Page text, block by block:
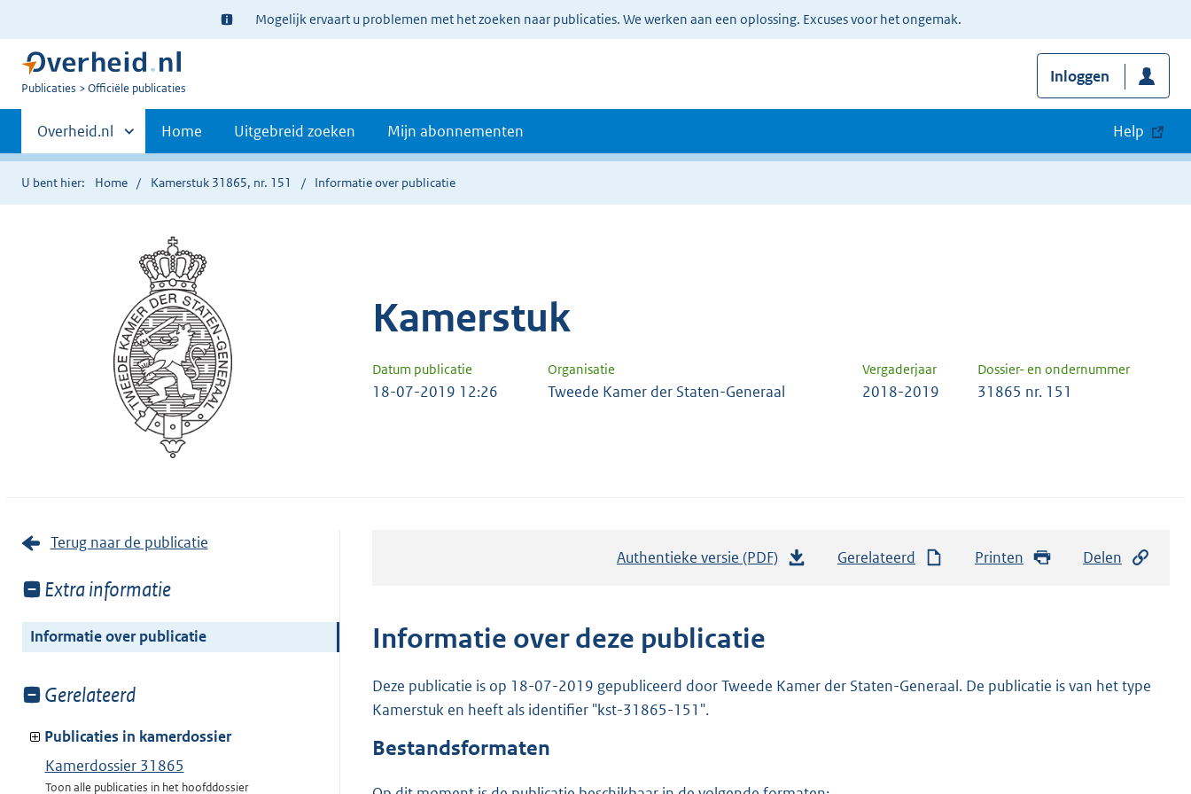
Ter
informatie:
Mogelijk ervaart u problemen met het zoeken naar publicaties. We werken aan een oplossing. Excuses voor het ongemak.
U
Publicaties Officiële publicaties
Inloggen
Primaire
navigatie
Andere
sites
binnen
Overheid.nl Home Uitgebreid zoeken Mijn abonnementen Help
U bent hier: Home Kamerstuk 31865, nr. 151 Informatie over publicatie
Kamerstuk
Datum publicatie Organisatie Vergaderjaar Dossier- en ondernummer
18-07-2019 12:26 Tweede Kamer der Staten-Generaal 2018-2019 31865 nr. 151
Terug naar de publicatie
Toon
van:
Extra informatie
Informatie over publicatie
Toon
van:
Gerelateerd
Publicaties in kamerdossier
Kamerdossier 31865
Toon alle publicaties in het hoofddossier
Authentieke versie (PDF)
n
Gerelateerd Printen Delen
Informatie over deze publicatie
Deze publicatie is op 18-07-2019 gepubliceerd door Tweede Kamer der Staten-Generaal. De publicatie is van het type
Kamerstuk en heeft als identifier "kst-31865-151".
Bestandsformaten